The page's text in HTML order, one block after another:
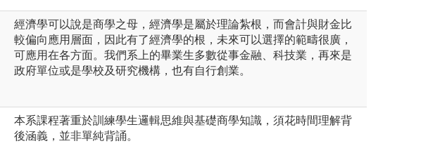
經濟學可以說是商學之母，經濟學是屬於理論紮根，而會計與財金比
較偏向應用層面，因此有了經濟學的根，未來可以選擇的範疇很廣，
可應用在各方面。我們系上的畢業生多數從事金融、科技業，再來是
政府單位或是學校及研究機構，也有自行創業。
本系課程著重於訓練學生邏輯思維與基礎商學知識，須花時間理解背
後涵義，並非單純背誦。